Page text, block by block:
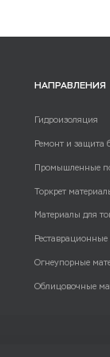
НАПРАВЛЕНИЯ
Гидроизоляция
Ремонт и защита
Промышленные
Торкрет
Материалы для
Огнеупорные
Облицовочные